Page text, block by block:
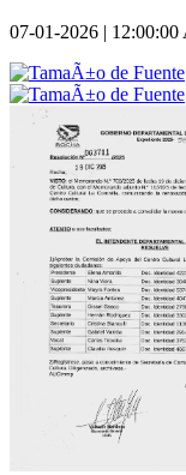
07-01-2026 | 12:00:00